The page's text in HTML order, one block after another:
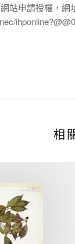
站申請授權，網
相